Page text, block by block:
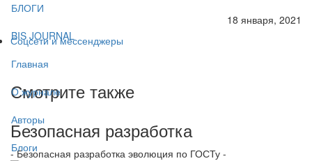
БЛОГИ
BIS JOURNAL
Главная
О журнале
Авторы
Блоги
18 января, 2021
Соцсети и мессенджеры
Смотрите также
Безопасная разработка
- Безопасная разработка эволюция по ГОСТу -